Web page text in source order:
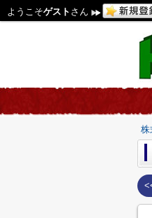
ようこそゲスト さん
株